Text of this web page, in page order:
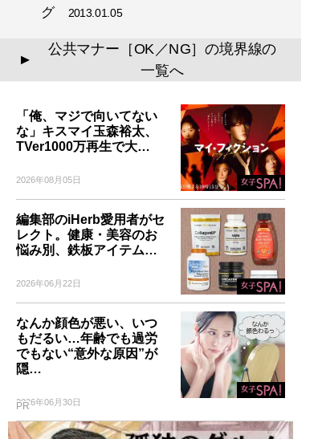
グ 2013.01.05
▲
公共マナー［OK／NG］の境界線の
一覧へ
「俺、マジで向いてない
な」キスマイ玉森裕太、
TVer1000万再生で大…
2026年08月05日
編集部のiHerb愛用者がセ
レクト。健康・美容のお
悩み別、鉄板アイテム…
2026年06月22日
なんか顔色が悪い、いつ
もだるい…年齢でも過労
でもない“意外な原因”が
隠…
2026年06月30日
PR